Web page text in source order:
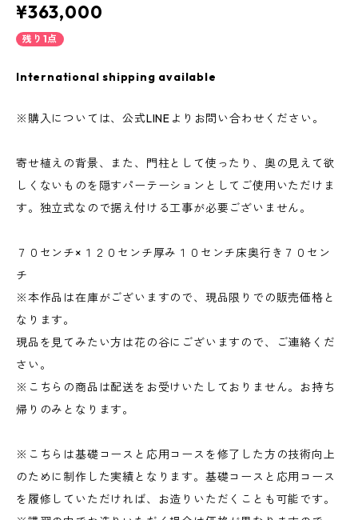
¥363,000
残り1点
International shipping available
※購入については、公式LINEよりお問い合わせください。
寄せ植えの背景、また、門柱として使ったり、奥の見えて欲
しくないものを隠すパーテーションとしてご使用いただけま
す。独立式なので据え付ける工事が必要ございません。
７０センチ×１２０センチ厚み１０センチ床奥行き７０セン
チ
※本作品は在庫がございますので、現品限りでの販売価格と
なります。
現品を見てみたい方は花の谷にございますので、ご連絡くだ
さい。
※こちらの商品は配送をお受けいたしておりません。お持ち
帰りのみとなります。
※こちらは基礎コースと応用コースを修了した方の技術向上
のために制作した実績となります。基礎コースと応用コース
を履修していただければ、お造りいただくことも可能です。